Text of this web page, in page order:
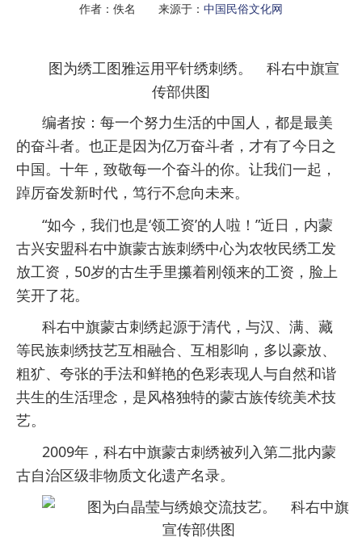
作者：佚名 来源于： 中国民俗文化网
图为绣工图雅运用平针绣刺绣。 科右中旗宣
传部供图
编者按：每一个努力生活的中国人，都是最美
的奋斗者。也正是因为亿万奋斗者，才有了今日之
中国。十年，致敬每一个奋斗的你。让我们一起，
踔厉奋发新时代，笃行不怠向未来。
“如今，我们也是‘领工资’的人啦！”近日，内蒙
古兴安盟科右中旗蒙古族刺绣中心为农牧民绣工发
放工资，50岁的古生手里攥着刚领来的工资，脸上
笑开了花。
科右中旗蒙古刺绣起源于清代，与汉、满、藏
等民族刺绣技艺互相融合、互相影响，多以豪放、
粗犷、夸张的手法和鲜艳的色彩表现人与自然和谐
共生的生活理念，是风格独特的蒙古族传统美术技
艺。
2009年，科右中旗蒙古刺绣被列入第二批内蒙
古自治区级非物质文化遗产名录。